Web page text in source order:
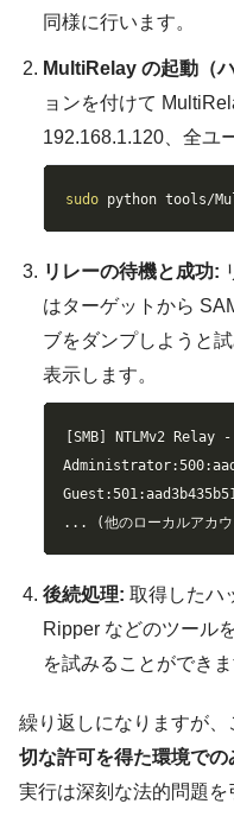
同様に行います。
MultiRelay の起動（
ョンを付けて
192.168.1.120、全ユ
sudo python tools/
リレーの待機と成功:
はターゲットから
ブをダンプしようと
表示します。
[SMB] NTLMv2
... (他のローカルアカ
後続処理: 取得したハ
Ripper などのツール
を試みることができま
繰り返しになりますが、
切な許可を得た環境での
実行は深刻な法的問題を